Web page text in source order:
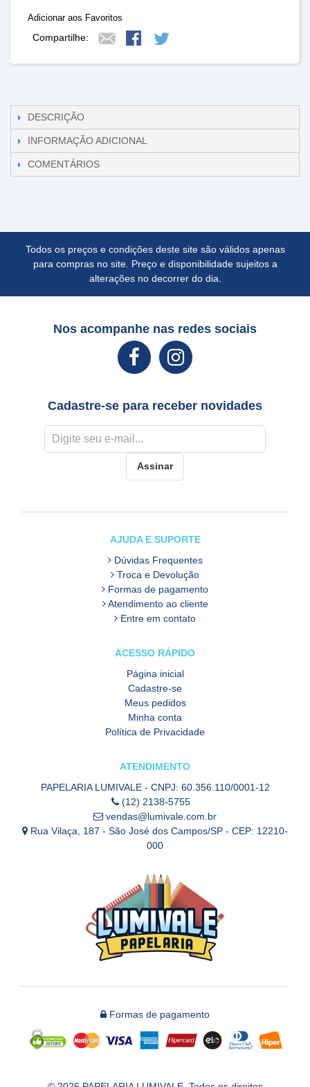
Adicionar aos Favoritos
Compartilhe:
DESCRIÇÃO
INFORMAÇÃO ADICIONAL
COMENTÁRIOS
Todos os preços e condições deste site são válidos apenas
para compras no site. Preço e disponibilidade sujeitos a
alterações no decorrer do dia.
Nos acompanhe nas redes sociais
Cadastre-se para receber novidades
Assinar
AJUDA E SUPORTE
Dúvidas Frequentes
Troca e Devolução
Formas de pagamento
Atendimento ao cliente
Entre em contato
ACESSO RÁPIDO
Página inicial
Cadastre-se
Meus pedidos
Minha conta
Política de Privacidade
ATENDIMENTO
PAPELARIA LUMIVALE - CNPJ: 60.356.110/0001-12
(12) 2138-5755
vendas@lumivale.com.br
Rua Vilaça, 187 - São José dos Campos/SP - CEP: 12210-
000
Formas de pagamento